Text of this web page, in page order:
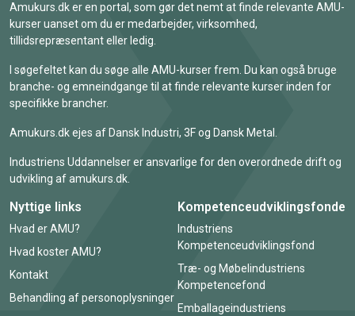
Amukurs.dk er en portal, som gør det nemt at finde relevante AMU-
kurser uanset om du er medarbejder, virksomhed,
tillidsrepræsentant eller ledig.
I søgefeltet kan du søge alle AMU-kurser frem. Du kan også bruge
branche- og emneindgange til at finde relevante kurser inden for
specifikke brancher.
Amukurs.dk ejes af Dansk Industri, 3F og Dansk Metal.
Industriens Uddannelser er ansvarlige for den overordnede drift og
udvikling af amukurs.dk.
Nyttige links
Hvad er AMU?
Hvad koster AMU?
Kontakt
Behandling af personoplysninger
Kompetenceudviklingsfonde
Industriens
Kompetenceudviklingsfond
Træ- og Møbelindustriens
Kompetencefond
Emballageindustriens